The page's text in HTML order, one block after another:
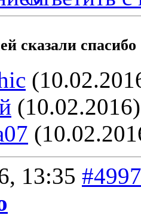
сказали
13:35 #4997